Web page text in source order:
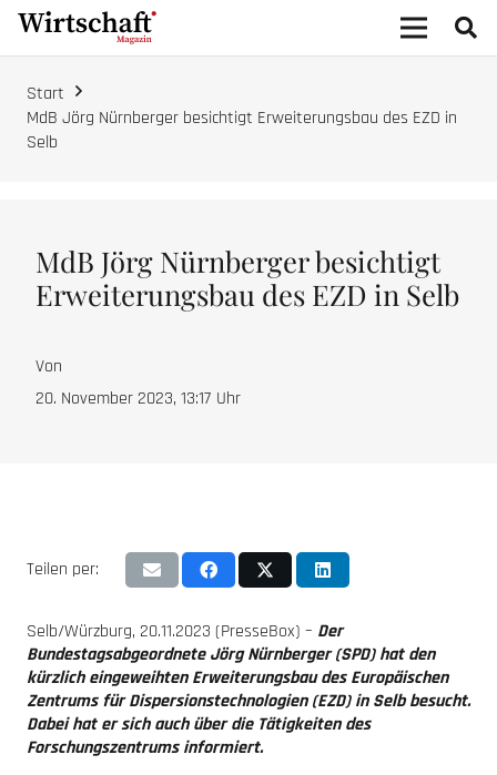
Start
MdB Jörg Nürnberger besichtigt Erweiterungsbau des EZD in
Selb
MdB Jörg Nürnberger besichtigt
Erweiterungsbau des EZD in Selb
Von
20. November 2023, 13:17 Uhr
Teilen per:
Selb/Würzburg, 20.11.2023 (PresseBox) – Der
Bundestagsabgeordnete Jörg Nürnberger (SPD) hat den
kürzlich eingeweihten Erweiterungsbau des Europäischen
Zentrums für Dispersionstechnologien (EZD) in Selb besucht.
Dabei hat er sich auch über die Tätigkeiten des
Forschungszentrums informiert.